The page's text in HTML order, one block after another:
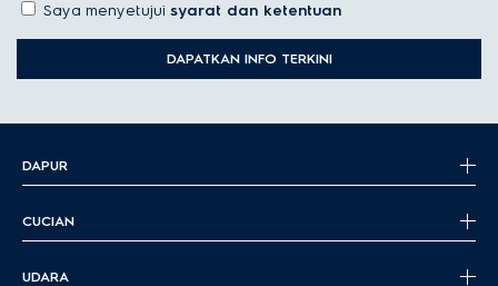
Saya menyetujui syarat dan ketentuan
DAPATKAN INFO TERKINI
DAPUR
CUCIAN
UDARA